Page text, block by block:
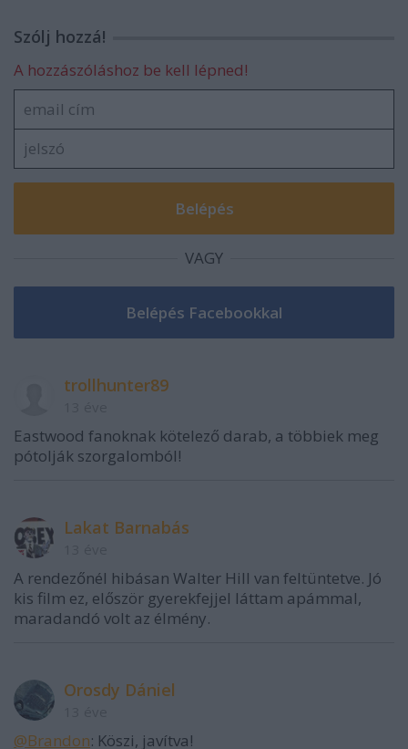
Szólj hozzá!
A hozzászóláshoz be kell lépned!
VAGY
trollhunter89
Eastwood fanoknak kötelező darab, a többiek meg
pótolják szorgalomból!
Lakat Barnabás
A rendezőnél hibásan Walter Hill van feltüntetve. Jó
kis film ez, először gyerekfejjel láttam apámmal,
maradandó volt az élmény.
Orosdy Dániel
@Brandon: Köszi, javítva!